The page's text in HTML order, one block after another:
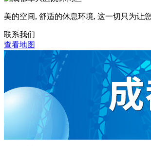
美的空间, 舒适的休息环境, 这一切只为让
联系我们
查看地图